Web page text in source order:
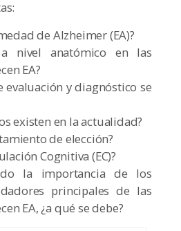
de Alzheimer (EA)?
nivel anatómico en las
EA?
evaluación y diagnóstico se
existen en la actualidad?
de elección?
Cognitiva (EC)?
la importancia de los
principales de las
EA, ¿a qué se debe?